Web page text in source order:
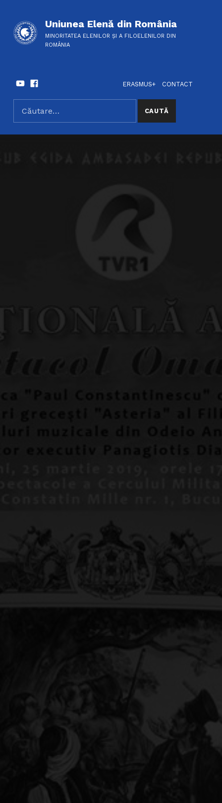
Uniunea Elenă din România
MINORITATEA ELENILOR ȘI A FILOELENILOR DIN
ROMÂNIA
SOCIAL LINKS
YoutubeFacebook
ERASMUS+
CONTACT
SEARCH THE SITE
Caută după: